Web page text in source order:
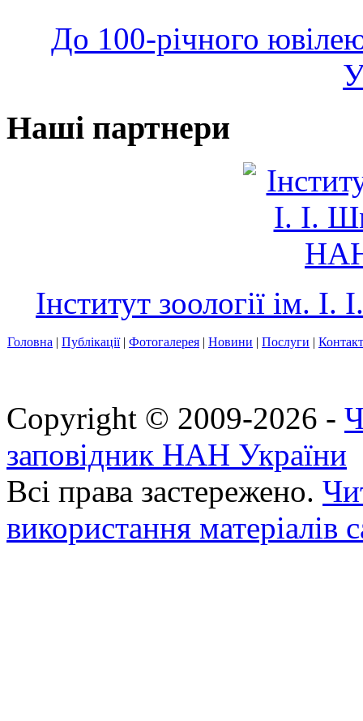
До 100-річного
Наші партнери
Інститут зоології ім.
Головна | Публікації| Фотогалерея | Новини | Послуги |
Copyright © 2009-2026 -
заповідник НАН України
Всі права застережено.
використання матеріалів